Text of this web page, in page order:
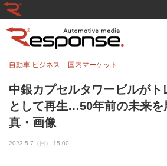
中銀カプセルタワービルがト
として再生…50年前の未来を
真・画像
自動車 ビジネス 国内マーケット
2023.5.7（日） 15:00